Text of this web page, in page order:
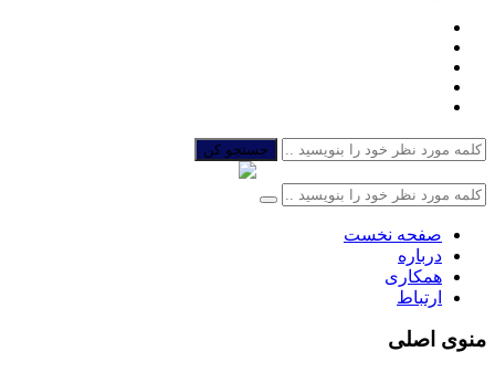
جستجو کن
صفحه نخست
درباره
همکاری
ارتباط
منوی اصلی